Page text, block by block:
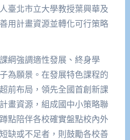
臺北市立大學教授葉興華及
用計畫資源並轉化可行策略
綱強調適性發展、終身學
為願景。在發展特色課程的
前布局，領先全國首創新課
畫資源，組成國中小策略聯
點陪伴各校確實盤點校內外
缺或不足者，則鼓勵各校善